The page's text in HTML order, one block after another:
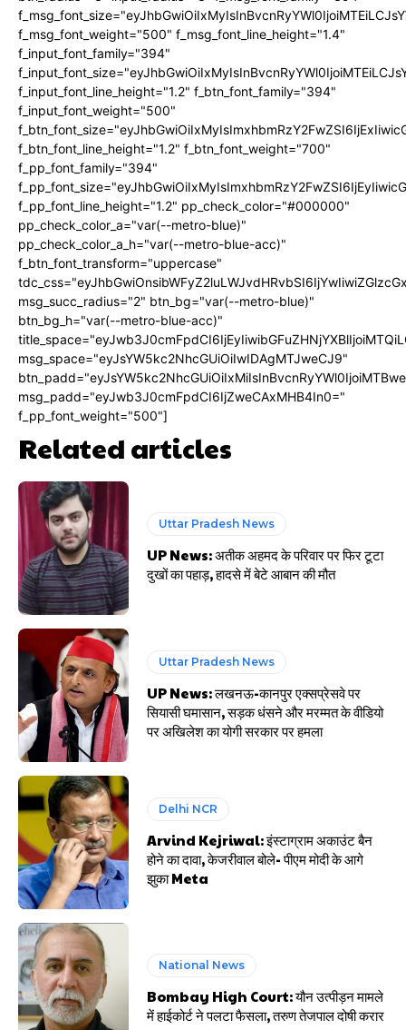
f_msg_font_weight="500" f_msg_font_line_height="1.4"
f_input_font_family="394"
f_input_font_line_height="1.2" f_btn_font_family="394"
f_input_font_weight="500"
f_btn_font_line_height="1.2" f_btn_font_weight="700"
f_pp_font_family="394"
f_pp_font_line_height="1.2" pp_check_color="#000000"
pp_check_color_a="var(--metro-blue)"
pp_check_color_a_h="var(--metro-blue-acc)"
f_btn_font_transform="uppercase"
msg_succ_radius="2" btn_bg="var(--metro-blue)"
btn_bg_h="var(--metro-blue-acc)"
msg_space="eyJsYW5kc2NhcGUiOiIwIDAgMTJweCJ9"
msg_padd="eyJwb3J0cmFpdCI6IjZweCAxMHB4In0="
f_pp_font_weight="500"]
Related articles
Uttar Pradesh News
UP News: अतीक अहमद के परिवार पर फिर टूटा
दुखों का पहाड़, हादसे में बेटे आबान की मौत
Uttar Pradesh News
UP News: लखनऊ-कानपुर एक्सप्रेसवे पर
सियासी घमासान, सड़क धंसने और मरम्मत के वीडियो
पर अखिलेश का योगी सरकार पर हमला
Delhi NCR
Arvind Kejriwal: इंस्टाग्राम अकाउंट बैन
होने का दावा, केजरीवाल बोले- पीएम मोदी के आगे
झुका Meta
National News
Bombay High Court: यौन उत्पीड़न मामले
में हाईकोर्ट ने पलटा फैसला, तरुण तेजपाल दोषी करार